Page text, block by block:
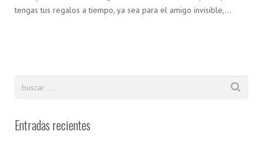
tengas tus regalos a tiempo, ya sea para el amigo invisible,…
Entradas recientes